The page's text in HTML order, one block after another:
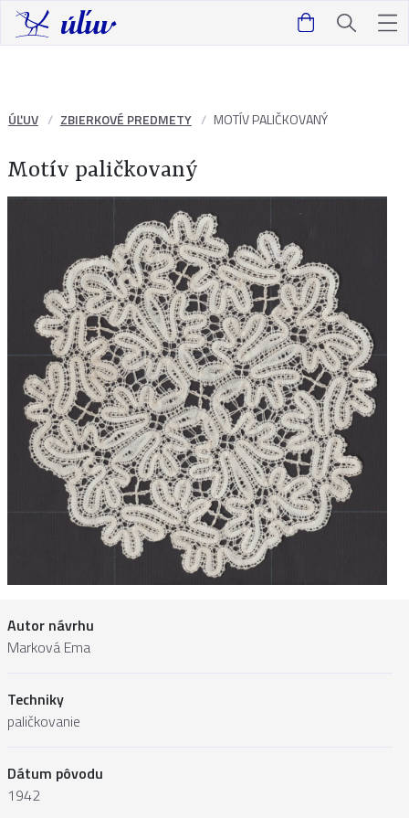
ÚĽUV ZBIERKOVÉ PREDMETY MOTÍV PALIČKOVANÝ
Motív paličkovaný
Autor návrhu
Marková Ema
Techniky
paličkovanie
Dátum pôvodu
1942